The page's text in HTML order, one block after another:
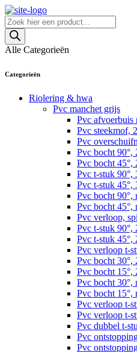
Skip
to
content
Producten
zoeken
Alle Categorieën
Categorieën
Riolering & hwa
Pvc manchet grijs
Pvc afvoerbuis
Pvc steekmof,
Pvc
Pvc bocht 90°,
Pvc bocht 45°,
Pvc t-stuk 90°,
Pvc t-stuk 45°,
Pvc bocht 90°,
Pvc bocht 45°,
Pvc verloop,
Pvc t-stuk 90°,
Pvc t-stuk 45°,
Pvc verloop t-
Pvc bocht 30°,
Pvc bocht 15°,
Pvc bocht 30°,
Pvc bocht 15°,
Pvc verloop t-
Pvc verloop t-
Pvc dubbel t-
Pvc
Pvc